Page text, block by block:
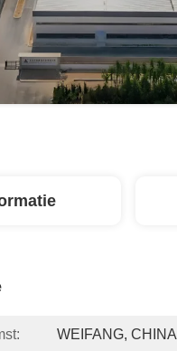
WEIFANG, CHINA